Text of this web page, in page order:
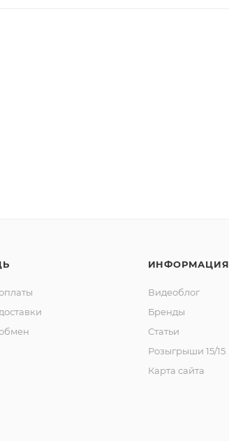
ИНФОРМАЦИЯ
Видеоблог
Бренды
Статьи
Розыгрыши 15/15
Карта сайта